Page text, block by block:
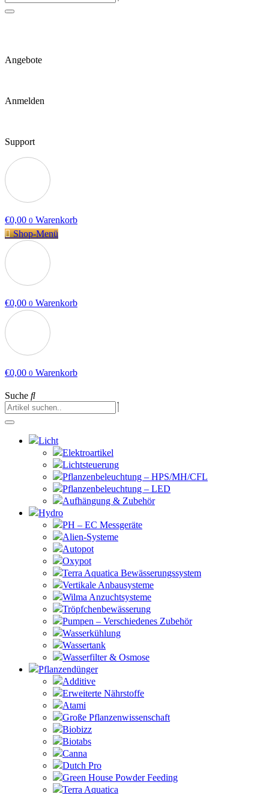
Angebote
Anmelden
Support
€0,00 0 Warenkorb
Shop-Menü
€0,00 0 Warenkorb
€0,00 0 Warenkorb
Suche
Licht
Elektroartikel
Lichtsteuerung
Pflanzenbeleuchtung – HPS/MH/CFL
Pflanzenbeleuchtung – LED
Aufhängung & Zubehör
Hydro
PH – EC Messgeräte
Alien-Systeme
Autopot
Oxypot
Terra Aquatica Bewässerungssystem
Vertikale Anbausysteme
Wilma Anzuchtsysteme
Tröpfchenbewässerung
Pumpen – Verschiedenes Zubehör
Wasserkühlung
Wassertank
Wasserfilter & Osmose
Pflanzendünger
Additive
Erweiterte Nährstoffe
Atami
Große Pflanzenwissenschaft
Biobizz
Biotabs
Canna
Dutch Pro
Green House Powder Feeding
Terra Aquatica